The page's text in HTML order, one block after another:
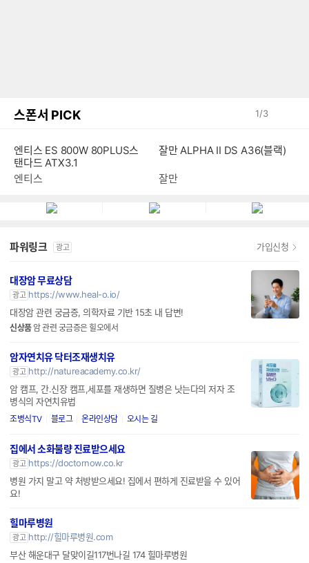
스폰서 PICK 1/3
엔티스 ES 800W 80PLUS스
탠다드 ATX3.1
엔티스
잘만 ALPHA II DS A36(블랙)
잘만
파워링크 광고 가입신청
대장암 무료상담
광고 https://www.heal-o.io/
대장암 관련 궁금증, 의학자료 기반 15초 내 답변!
신상품암 관련 궁금증은 힐오에서
암자연치유 닥터조재생치유
광고 http://natureacademy.co.kr/
암 캠프, 간.신장 캠프,세포를 재생하면 질병은 낫는다의 저자 조
병식의 자연치유법
조병식TV 블로그 온라인상담 오시는 길
집에서 소화불량 진료받으세요
광고 https://doctornow.co.kr
병원 가지 말고 약 처방받으세요! 집에서 편하게 진료받을 수 있어
요!
힐마루병원
광고 http://힐마루병원.com
부산 해운대구 달맞이길117번나길 174 힐마루병원